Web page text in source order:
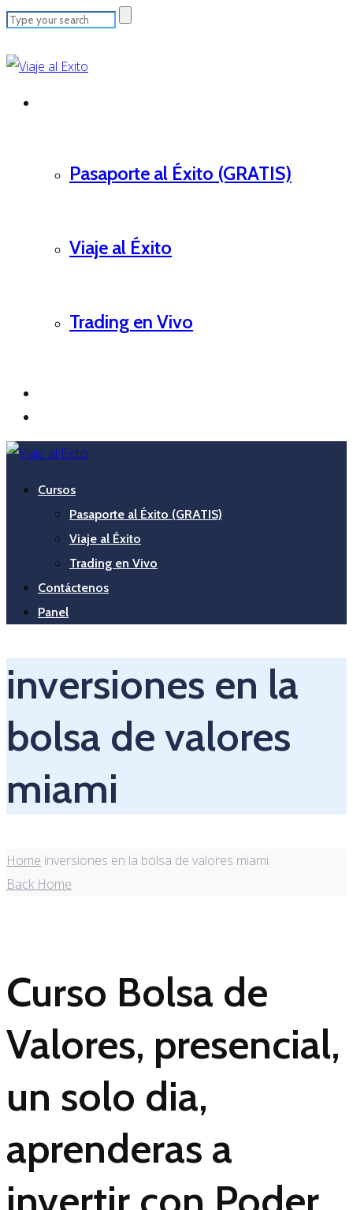
Pasaporte al Éxito (GRATIS)
Viaje al Éxito
Trading en Vivo
Cursos
Pasaporte al Éxito (GRATIS)
Viaje al Éxito
Trading en Vivo
Contáctenos
Panel
inversiones en la
bolsa de valores
miami
Home inversiones en la bolsa de valores miami
Back Home
Curso Bolsa de
Valores, presencial,
un solo dia,
aprenderas a